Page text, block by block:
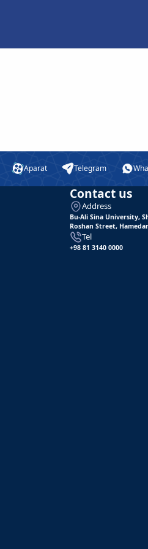
Aparat Telegram
Contact us
Address
Bu-Ali Sina University,
Roshan Street,
Tel
+98 81 3140 0000